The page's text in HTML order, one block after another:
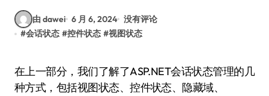
由 dawei 6 月 6, 2024 没有评论
#会话状态 #控件状态 #视图状态
在上一部分，我们了解了ASP.NET会话状态管理的几
种方式，包括视图状态、控件状态、隐藏域、